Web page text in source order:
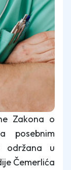
Zakona o
posebnim
održana u
Čemerlića